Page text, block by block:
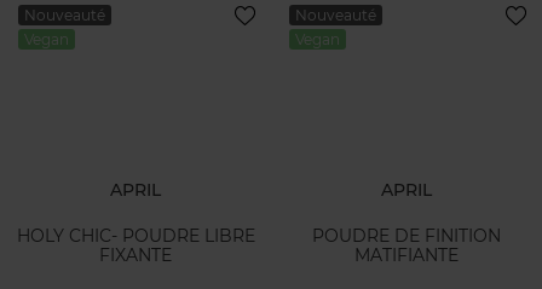
Nouveauté
Vegan
APRIL
HOLY CHIC- POUDRE LIBRE
FIXANTE
Nouveauté
Vegan
APRIL
POUDRE DE FINITION
MATIFIANTE